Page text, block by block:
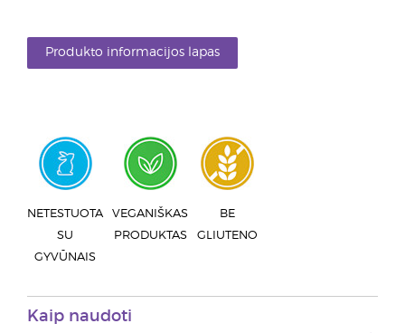
Produkto informacijos lapas
NETESTUOTA
SU
GYVŪNAIS
VEGANIŠKAS
PRODUKTAS
BE
GLIUTENO
Kaip naudoti